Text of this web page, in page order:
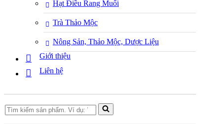
Hạt Điều Rang Muối
Trà Thảo Mộc
Nông Sản, Thảo Mộc, Dược Liệu
Giới thiệu
Liên hệ
Search
for...